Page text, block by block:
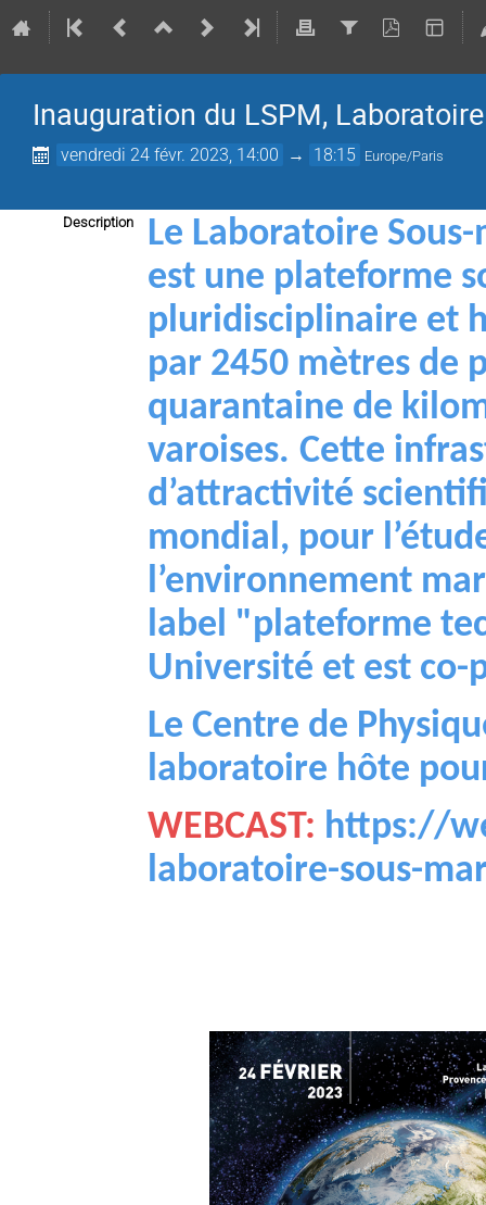
Inauguration du LSPM,
vendredi 24 févr. 2023, 14:00 → 18:15 Europe/Paris
Description
Le Laboratoire
est une plateforme
pluridisciplinaire et
par 2450 mètres de
quarantaine de
varoises. Cette
d’attractivité
mondial, pour
l’environnement
label "plateforme
Université et est co-
Le Centre de
laboratoire hôte
WEBCAST: https://
laboratoire-sous-